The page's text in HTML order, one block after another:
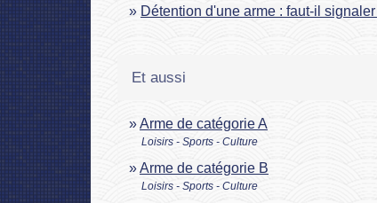
Détention d'une arme : faut-il
Et aussi
Arme de catégorie A
Loisirs - Sports - Culture
Arme de catégorie B
Loisirs - Sports - Culture